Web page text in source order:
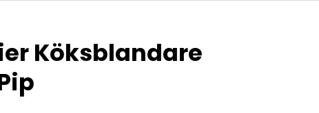
Köksblandare